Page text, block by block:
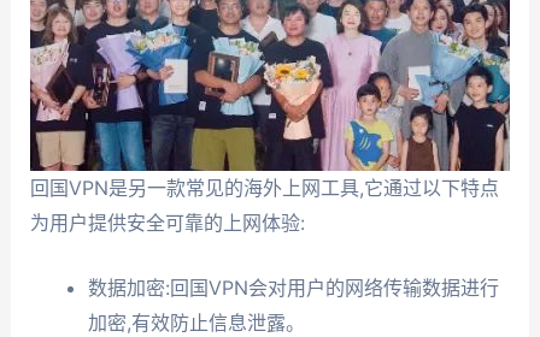
回国VPN是另一款常见的海外上网工具,它通过以下特点
为用户提供安全可靠的上网体验:
数据加密:回国VPN会对用户的网络传输数据进行
加密,有效防止信息泄露。